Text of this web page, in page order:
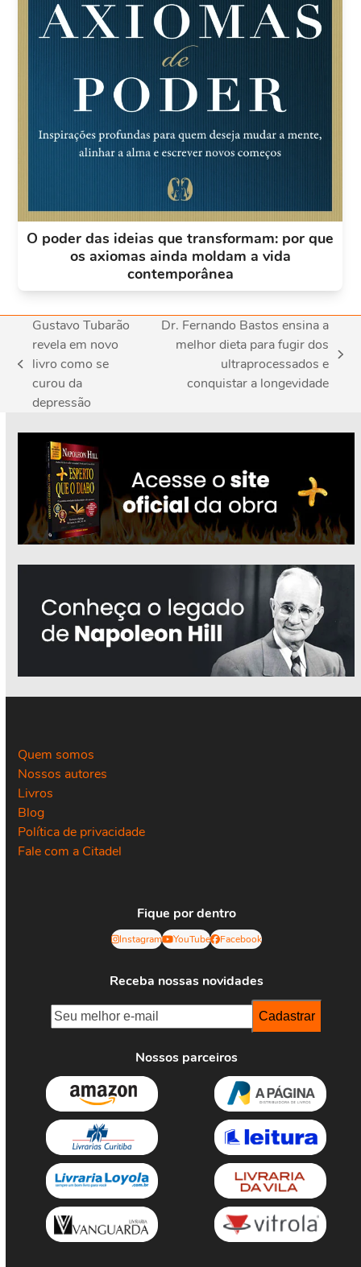
O poder das ideias que transformam: por que
os axiomas ainda moldam a vida
contemporânea
previous
post:
Gustavo Tubarão
revela em novo
livro como se
curou da
depressão
Dr. Fernando Bastos ensina a
melhor dieta para fugir dos
ultraprocessados e
conquistar a longevidade
Quem somos
Nossos autores
Livros
Blog
Política de privacidade
Fale com a Citadel
Fique por dentro
Instagram YouTube Facebook
Receba nossas novidades
Nossos parceiros